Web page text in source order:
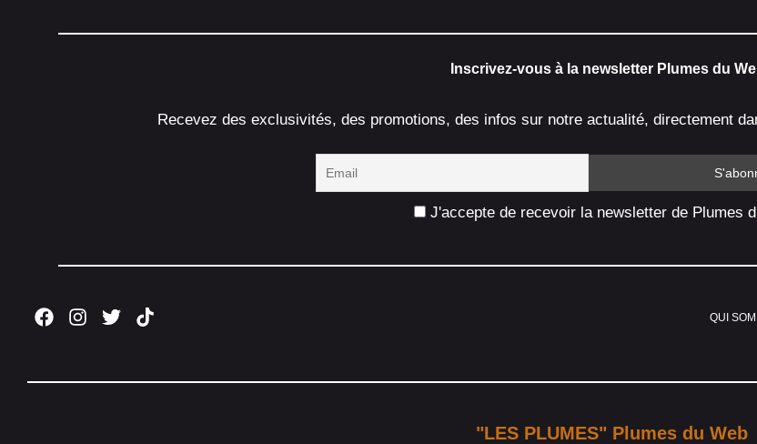
Inscrivez-vous à la newsletter Plumes du
Recevez des exclusivités, des promotions, des infos sur notre actualité, directement
J'accepte de recevoir la newsletter de Plumes
QUI
"LES PLUMES" Plumes du Web